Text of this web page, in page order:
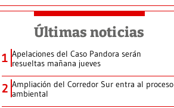
Últimas noticias
1 Apelaciones del Caso Pandora serán
resueltas mañana jueves
2 Ampliación del Corredor Sur entra al proceso
ambiental